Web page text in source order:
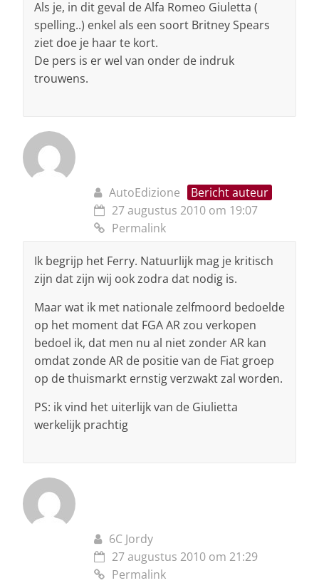
Als je, in dit geval de Alfa Romeo Giuletta (
spelling..) enkel als een soort Britney Spears
ziet doe je haar te kort.
De pers is er wel van onder de indruk
trouwens.
AutoEdizione
Bericht auteur
27 augustus 2010 om 19:07
Permalink
Ik begrijp het Ferry. Natuurlijk mag je kritisch
zijn dat zijn wij ook zodra dat nodig is.
Maar wat ik met nationale zelfmoord bedoelde
op het moment dat FGA AR zou verkopen
bedoel ik, dat men nu al niet zonder AR kan
omdat zonde AR de positie van de Fiat groep
op de thuismarkt ernstig verzwakt zal worden.
PS: ik vind het uiterlijk van de Giulietta
werkelijk prachtig
6C Jordy
27 augustus 2010 om 21:29
Permalink